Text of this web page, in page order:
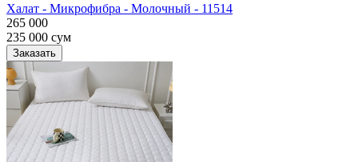
Халат - Микрофибра - Молочный - 11514
265 000
235 000 сум
Заказать